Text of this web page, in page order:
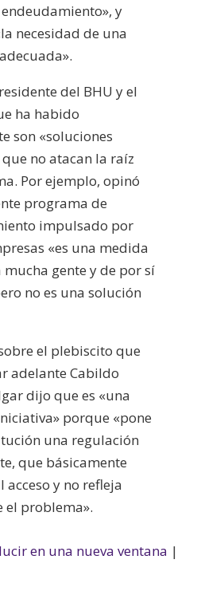
y
necesidad de una
del BHU y el
ha habido
son «soluciones
no atacan la raíz
Por ejemplo, opinó
programa de
impulsado por
«es una medida
gente y de por sí
no es una solución
el plebiscito que
adelante Cabildo
dijo que es «una
porque «pone
una regulación
que básicamente
y no refleja
el problema».
en una nueva ventana |